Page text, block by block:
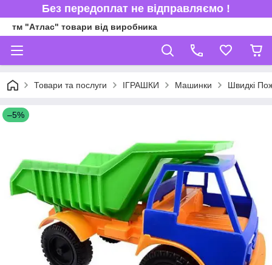
Без передоплат не відправляємо !
тм "Атлас" товари від виробника
Товари та послуги ІГРАШКИ Машинки Швидкі
–5%